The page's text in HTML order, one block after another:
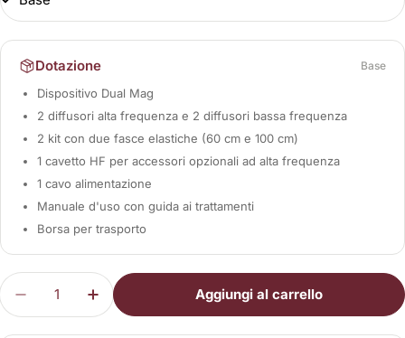
Dotazione Base
Dispositivo Dual Mag
2 diffusori alta frequenza e 2 diffusori bassa frequenza
2 kit con due fasce elastiche (60 cm e 100 cm)
1 cavetto HF per accessori opzionali ad alta frequenza
1 cavo alimentazione
Manuale d'uso con guida ai trattamenti
Borsa per trasporto
Quantità
Diminuisci la quantità per Dual Mag
Aumenta la quantità per Dual Mag
Aggiungi al carrello